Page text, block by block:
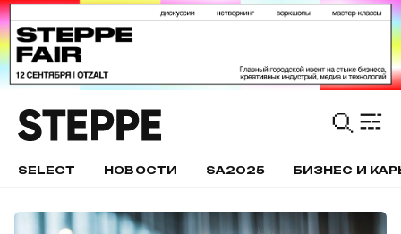
SELECT НОВОСТИ SA2025 БИЗНЕС И